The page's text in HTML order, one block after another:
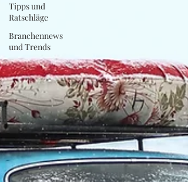
Tipps und
Ratschläge
Branchennews
und Trends